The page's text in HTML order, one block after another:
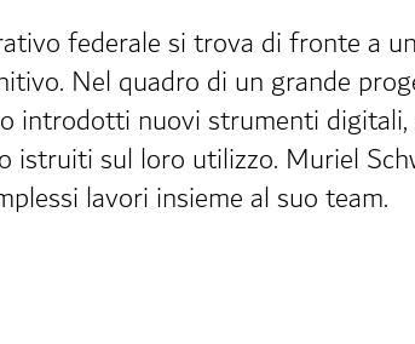
federale si trova di fronte a
Nel quadro di un grande
introdotti nuovi strumenti
istruiti sul loro utilizzo. Muriel
lavori insieme al suo team.